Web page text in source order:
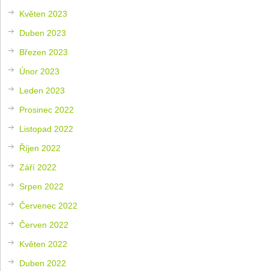
Květen 2023
Duben 2023
Březen 2023
Únor 2023
Leden 2023
Prosinec 2022
Listopad 2022
Říjen 2022
Září 2022
Srpen 2022
Červenec 2022
Červen 2022
Květen 2022
Duben 2022